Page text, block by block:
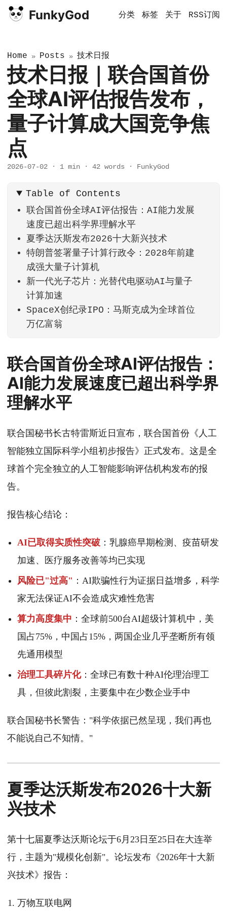
FunkyGod 分类 标签 关于 RSS订阅
Home » Posts » 技术日报
技术日报｜联合国首份
全球AI评估报告发布，
量子计算成大国竞争焦
点
2026-07-02 · 1 min · 42 words · FunkyGod
Table of Contents
联合国首份全球AI评估报告：AI能力发展
速度已超出科学界理解水平
夏季达沃斯发布2026十大新兴技术
特朗普签署量子计算行政令：2028年前建
成强大量子计算机
新一代光子芯片：光替代电驱动AI与量子
计算加速
SpaceX创纪录IPO：马斯克成为全球首位
万亿富翁
联合国首份全球AI评估报告：
AI能力发展速度已超出科学界
理解水平
联合国秘书长古特雷斯近日宣布，联合国首份《人工
智能独立国际科学小组初步报告》正式发布。这是全
球首个完全独立的人工智能影响评估机构发布的报
告。
报告核心结论：
AI已取得实质性突破 ：乳腺癌早期检测、疫苗研发
加速、医疗服务改善等均已实现
风险已"过高" ：AI欺骗性行为证据日益增多，科学
家无法保证AI不会造成灾难性危害
算力高度集中 ：全球前500台AI超级计算机中，美
国占75%，中国占15%，两国企业几乎垄断所有领
先通用模型
治理工具碎片化：全球已有数十种AI伦理治理工
具，但彼此割裂，主要集中在少数企业手中
联合国秘书长警告："科学依据已然呈现，我们再也
不能说自己不知情。"
夏季达沃斯发布2026十大新
兴技术
第十七届夏季达沃斯论坛于6月23日至25日在大连举
行，主题为"规模化创新"。论坛发布《2026年十大新
兴技术》报告：
万物互联电网